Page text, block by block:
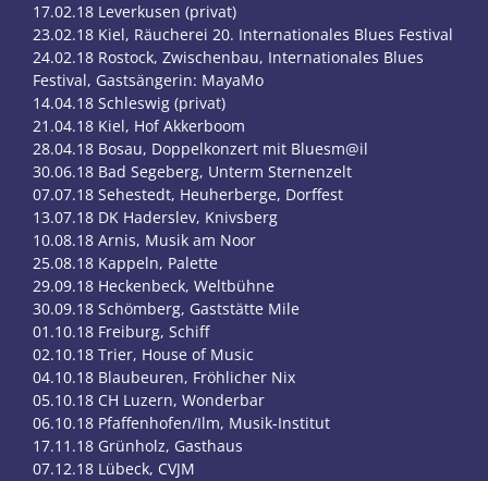
17.02.18 Leverkusen (privat)
23.02.18 Kiel, Räucherei 20. Internationales Blues Festival
24.02.18 Rostock, Zwischenbau, Internationales Blues
Festival, Gastsängerin: MayaMo
14.04.18 Schleswig (privat)
21.04.18 Kiel, Hof Akkerboom
28.04.18 Bosau, Doppelkonzert mit Bluesm@il
30.06.18 Bad Segeberg, Unterm Sternenzelt
07.07.18 Sehestedt, Heuherberge, Dorffest
13.07.18 DK Haderslev, Knivsberg
10.08.18 Arnis, Musik am Noor
25.08.18 Kappeln, Palette
29.09.18 Heckenbeck, Weltbühne
30.09.18 Schömberg, Gaststätte Mile
01.10.18 Freiburg, Schiff
02.10.18 Trier, House of Music
04.10.18 Blaubeuren, Fröhlicher Nix
05.10.18 CH Luzern, Wonderbar
06.10.18 Pfaffenhofen/Ilm, Musik-Institut
17.11.18 Grünholz, Gasthaus
07.12.18 Lübeck, CVJM